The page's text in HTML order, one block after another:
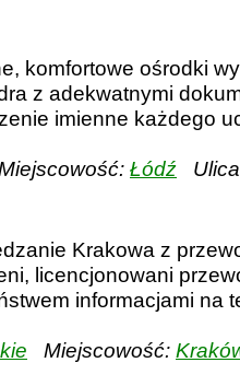
komfortowe ośrodki
z adekwatnymi
imienne każdego
Łódź
Krakowa z
licencjonowani
informacjami na
Miejscowość: